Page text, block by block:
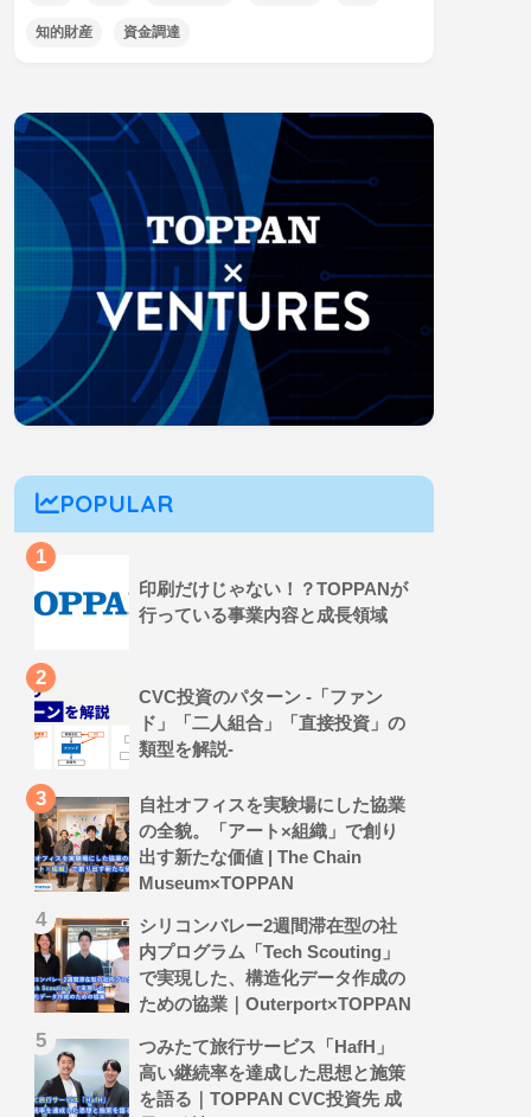
知的財産 資金調達
POPULAR
印刷だけじゃない！？TOPPANが
行っている事業内容と成長領域
CVC投資のパターン -「ファン
ド」「二人組合」「直接投資」の
類型を解説-
自社オフィスを実験場にした協業
の全貌。「アート×組織」で創り
出す新たな価値 | The Chain
Museum×TOPPAN
シリコンバレー2週間滞在型の社
内プログラム「Tech Scouting」
で実現した、構造化データ作成の
ための協業｜Outerport×TOPPAN
つみたて旅行サービス「HafH」
高い継続率を達成した思想と施策
を語る｜TOPPAN CVC投資先 成